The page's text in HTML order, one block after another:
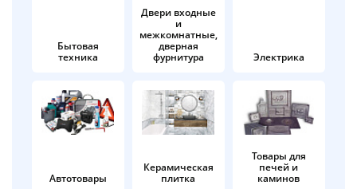
Бытовая
техника
Двери входные
и
межкомнатные,
дверная
фурнитура
Электрика
Автотовары
Керамическая
плитка
Товары для
печей и
каминов
раз в 2
недели
Остались вопросы?
8 800 302-02-51
plait.ru